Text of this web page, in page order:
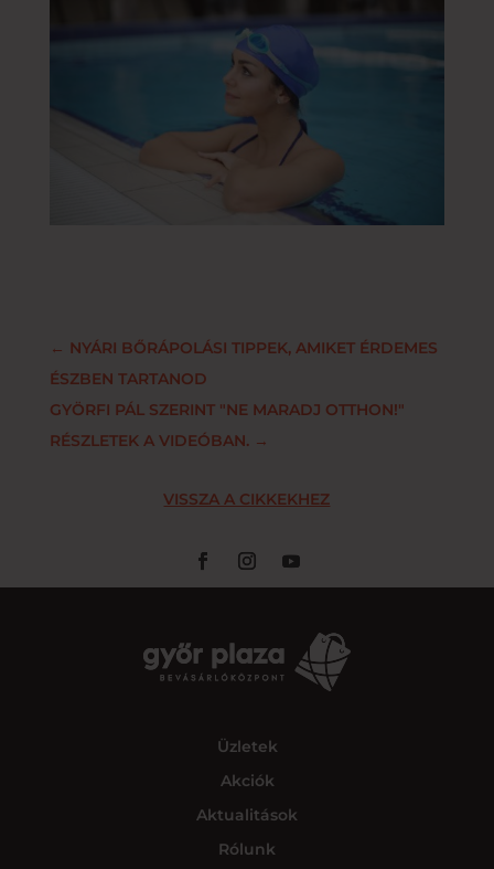
← NYÁRI BŐRÁPOLÁSI TIPPEK, AMIKET ÉRDEMES
ÉSZBEN TARTANOD
GYÖRFI PÁL SZERINT "NE MARADJ OTTHON!"
RÉSZLETEK A VIDEÓBAN.→
VISSZA A CIKKEKHEZ
Üzletek
Akciók
Aktualitások
Rólunk